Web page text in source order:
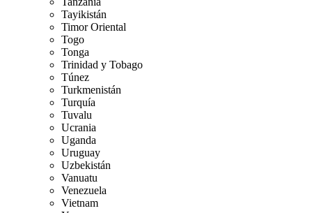
Tayikistán
Timor Oriental
Togo
Tonga
Trinidad y Tobago
Túnez
Turkmenistán
Turquía
Tuvalu
Ucrania
Uganda
Uruguay
Uzbekistán
Vanuatu
Venezuela
Vietnam